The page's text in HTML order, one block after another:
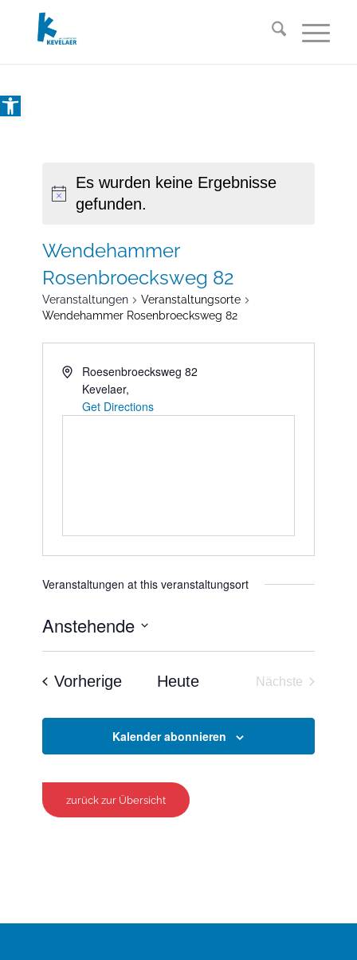
Open toolbar
Es wurden keine Ergebnisse
gefunden.
Wendehammer
Rosenbroecksweg 82
Veranstaltungen
Veranstaltungsorte
Wendehammer Rosenbroecksweg 82
Roesenbroecksweg 82
Kevelaer,
Get Directions
Veranstaltungen at this veranstaltungsort
Anstehende
Datum
wählen.
VorherigeVeranstaltungen
Heute
Nächste
Kalender abonnieren
zurück zur Übersicht